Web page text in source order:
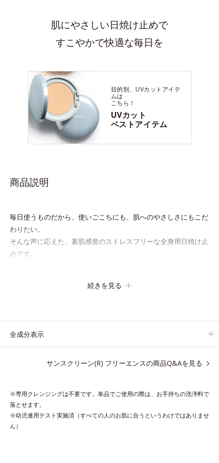
肌にやさしい日焼け止めで
すこやかで快適な毎日を
目的別、UVカットアイテ
ムは
こちら！
UVカット
ベストアイテム
商品説明
毎日使うものだから、使いごこちにも、肌へのやさしさにもこだ
わりたい。
そんな声に応えた、素肌感覚のストレスフリーな全身用日焼け止
めです。
敏感ぎみな肌の方もお子様にも安心の、やさしい使いごこちで
セントパウダー配合＝紫外線〔UV-A･B〕散乱剤●立体スキンベール
※アレルギーテスト済＝全ての方にアレルギーが起こらないという
ことではありません。
続きを見る
全成分表示
サンスクリーン(R) フリーエンスの商品Q&Aを見る
※専用クレンジングは不要です。単品でご使用の際は、お手持ちの洗浄料で
落とせます。
※幼児連用テスト実施済（すべての人のお肌に合うというわけではありませ
ん）